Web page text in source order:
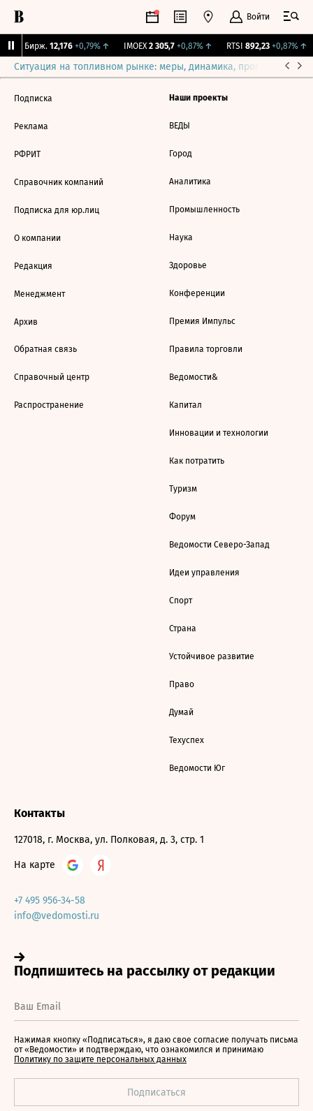
Войти
CNY Бирж. 12,176 +0,79%↑ IMOEX 2 305,7 +0,87%↑ RTSI 892,23 +0,87%↑
Ситуация на топливном рынке: меры, динамика, прогнозы
Подписка
Реклама
РФРИТ
Справочник компаний
Подписка для юр.лиц
О компании
Редакция
Менеджмент
Архив
Обратная связь
Справочный центр
Распространение
Наши проекты
ВЕДЫ
Город
Аналитика
Промышленность
Наука
Здоровье
Конференции
Премия Импульс
Правила торговли
Ведомости&
Капитал
Инновации и технологии
Как потратить
Туризм
Форум
Ведомости Северо-Запад
Идеи управления
Спорт
Страна
Устойчивое развитие
Право
Думай
Техуспех
Ведомости Юг
Контакты
127018, г. Москва, ул. Полковая, д. 3, стр. 1
На карте
+7 495 956-34-58
info@vedomosti.ru
Нажимая кнопку «Подписаться», я даю свое согласие получать письма
от «Ведомости» и подтверждаю, что ознакомился и принимаю
Политику по защите персональных данных